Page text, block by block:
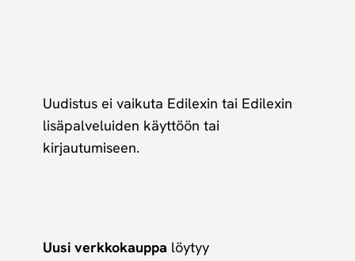
Uudistus ei vaikuta Edilexin tai Edilexin
lisäpalveluiden käyttöön tai
kirjautumiseen.
Uusi verkkokauppa löytyy